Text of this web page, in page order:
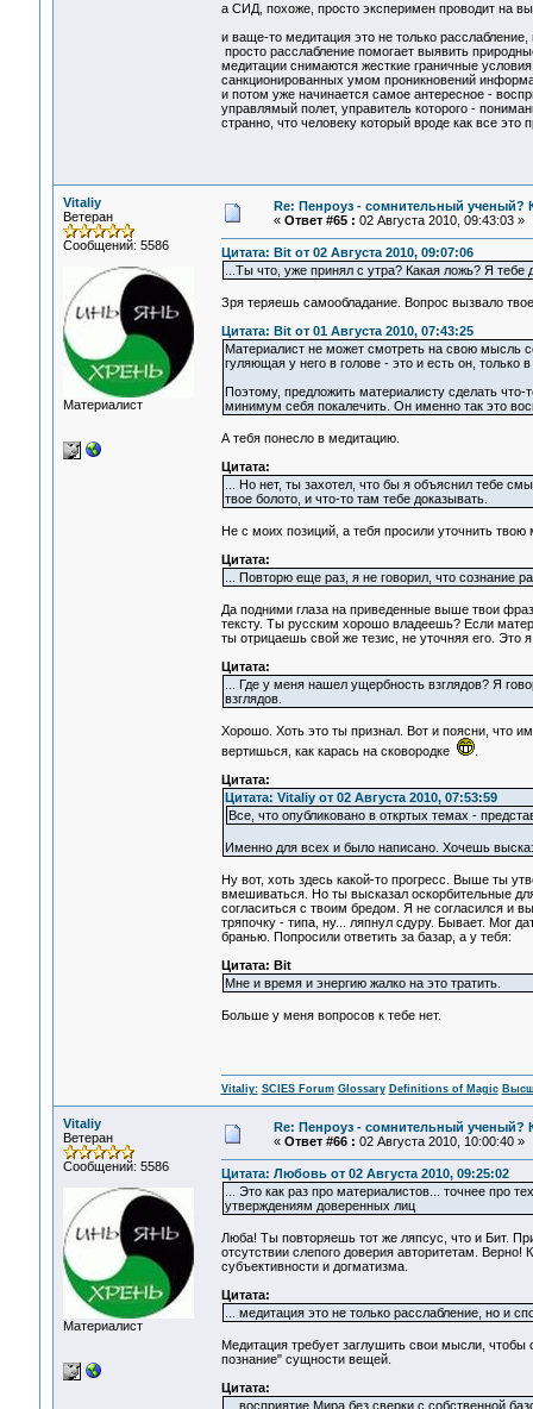
а СИД, похоже, просто эксперимен проводит на
и ваще-то медитация это не только
просто расслабление помогает выявить
медитации снимаются жесткие граничные
санкционированных умом проникновений
и потом уже начинается самое антересное -
управлямый полет, управитель которого -
странно, что человеку который вроде как все
Vitaliy
Ветеран
Сообщений: 5586
Материалист
Re: Пенроуз - сомнительный ученый?
« Ответ #65 : 02 Августа 2010, 09:43:03 »
Цитата: Bit от 02 Августа 2010, 09:07:06
...Ты что, уже принял с утра? Какая ложь? Я
Зря теряешь самообладание. Вопрос вызвало
Цитата: Bit от 01 Августа 2010, 07:43:25
Материалист не может смотреть на свою мысль
гуляющая у него в голове - это и есть он,
Поэтому, предложить материалисту сделать
минимум себя покалечить. Он именно так это
А тебя понесло в медитацию.
Цитата:
... Но нет, ты захотел, что бы я объяснил тебе
твое болото, и что-то там тебе доказывать.
Не с моих позиций, а тебя просили уточнить
Цитата:
... Повторю еще раз, я не говорил, что сознание
Да подними глаза на приведенные выше твои
тексту. Ты русским хорошо владеешь? Если
ты отрицаешь свой же тезис, не уточняя его. Это
Цитата:
... Где у меня нашел ущербность взглядов? Я
взглядов.
Хорошо. Хоть это ты признал. Вот и поясни, что
вертишься, как карась на сковородке
.
Цитата:
Цитата: Vitaliy от 02 Августа 2010, 07:53:59
Все, что опубликовано в откртых темах -
Именно для всех и было написано. Хочешь
Ну вот, хоть здесь какой-то прогресс. Выше ты
вмешиваться. Но ты высказал оскорбительные
согласиться с твоим бредом. Я не согласился и
тряпочку - типа, ну... ляпнул сдуру. Бывает. Мог
бранью. Попросили ответить за базар, а у тебя:
Цитата: Bit
Мне и время и энергию жалко на это тратить.
Больше у меня вопросов к тебе нет.
Vitaliy: SCIES Forum Glossary Definitions of Magic
Vitaliy
Ветеран
Сообщений: 5586
Материалист
Re: Пенроуз - сомнительный ученый?
« Ответ #66 : 02 Августа 2010, 10:00:40 »
Цитата: Любовь от 02 Августа 2010, 09:25:02
... Это как раз про материалистов... точнее про
утверждениям доверенных лиц
Люба! Ты повторяешь тот же ляпсус, что и Бит.
отсутствии слепого доверия авторитетам.
субъективности и догматизма.
Цитата:
... медитация это не только расслабление, но и
Медитация требует заглушить свои мысли,
познание" сущности вещей.
Цитата:
... восприятие Мира без сверки с собственной